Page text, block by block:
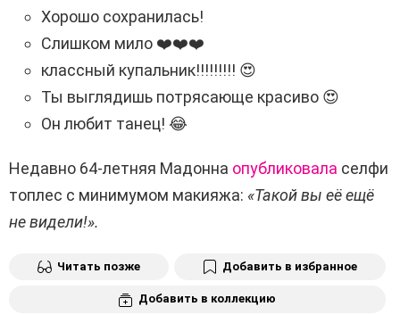
Хорошо сохранилась!
Слишком мило ❤️❤️❤️
классный купальник!!!!!!!!! 😍
Ты выглядишь потрясающе красиво 😍
Он любит танец! 😂
Недавно 64-летняя Мадонна опубликовала селфи
топлес с минимумом макияжа: «Такой вы её ещё
не видели!».
Читать позже Добавить в избранное
Добавить в коллекцию